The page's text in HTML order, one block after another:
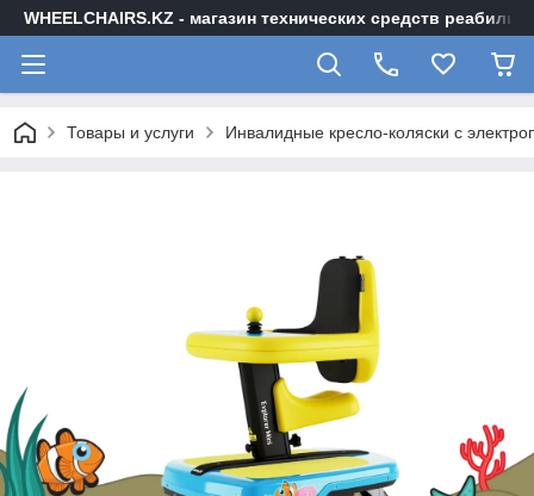
WHEELCHAIRS.KZ - магазин технических средств
Товары и услуги Инвалидные кресло-коляски с